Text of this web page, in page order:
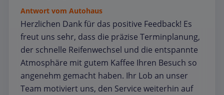
Antwort vom Autohaus
Herzlichen Dank für das positive Feedback! Es
freut uns sehr, dass die präzise Terminplanung,
der schnelle Reifenwechsel und die entspannte
Atmosphäre mit gutem Kaffee Ihren Besuch so
angenehm gemacht haben. Ihr Lob an unser
Team motiviert uns, den Service weiterhin auf